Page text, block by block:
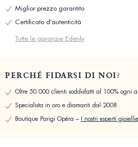
Miglior prezzo garantito
Certificato d'autenticità
Tutte le garanzie Edenly
PERCHÉ FIDARSI DI NOI?
Oltre 50.000 clienti soddisfatti al 100% ogni
Specialista in oro e diamanti dal 2008
Boutique Parigi Opéra – I nostri esperti